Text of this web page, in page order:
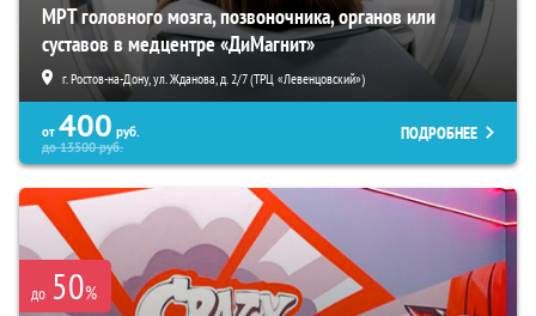
МРТ головного мозга, позвоночника, органов или
суставов в медцентре «ДиМагнит»
г. Ростов-на-Дону, ул. Жданова, д. 2/7 (ТРЦ «Левенцовский»)
от 400 руб.
до13500руб.
ПОДРОБНЕЕ
до 50%